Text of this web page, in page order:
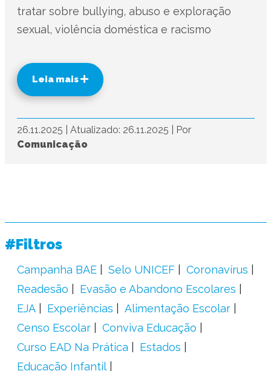
tratar sobre bullying, abuso e exploração
sexual, violência doméstica e racismo
Leia mais
26.11.2025 Atualizado: 26.11.2025
Por
Comunicação
#Filtros
Campanha BAE Selo UNICEF
Coronavírus
Readesão
Evasão e Abandono Escolares
EJA
Experiências
Alimentação Escolar
Censo Escolar
Conviva Educação
Curso EAD Na Prática
Estados
Educação Infantil